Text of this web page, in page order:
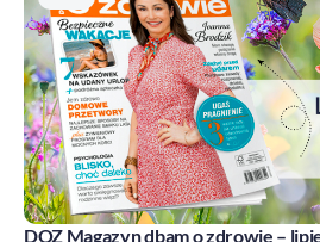
DOZ Magazyn dbam o zdrowie –